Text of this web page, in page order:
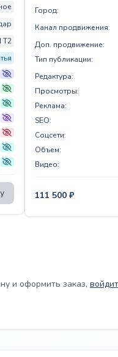
T2
Город:
Канал продвижения:
Доп. продвижение:
Тип публикации:
Редактура:
Просмотры:
Реклама:
SEO:
Соцсети:
Объем:
Видео:
111 500 ₽
и оформить заказ,